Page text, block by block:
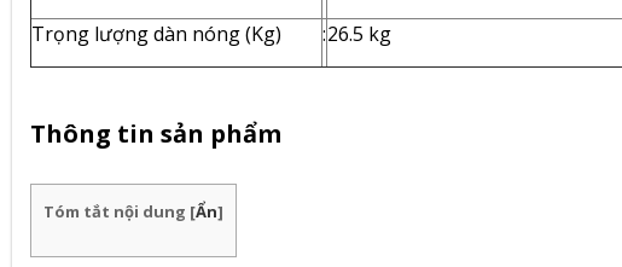
Trọng lượng dàn nóng (Kg)
:26.5 kg
Thông tin sản phẩm
Tóm tắt nội dung [Ẩn]